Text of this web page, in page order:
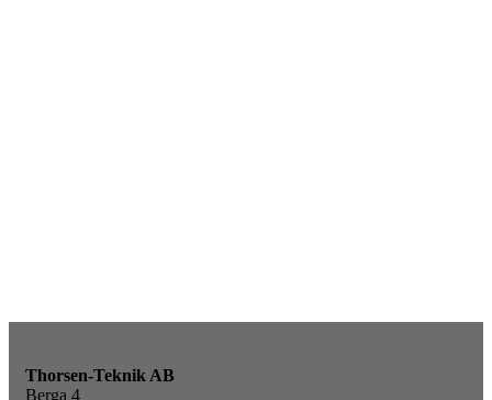
Thorsen-Teknik AB
Berga 4